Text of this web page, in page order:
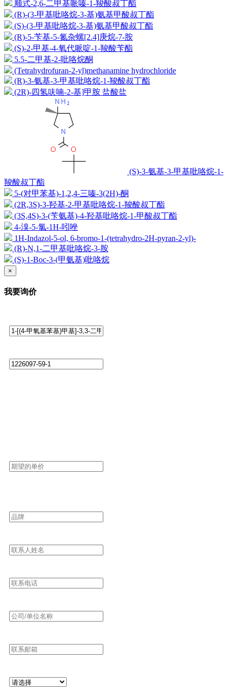
顺式-2,6-二甲基哌嗪-1-羧酸叔丁酯
(R)-(3-甲基吡咯烷-3-基)氨基甲酸叔丁酯
(S)-(3-甲基吡咯烷-3-基)氨基甲酸叔丁酯
(R)-5-苄基-5-氮杂螺[2.4]庚烷-7-胺
(S)-2-甲基-4-氧代哌啶-1-羧酸苄酯
5.5-二甲基-2-吡咯烷酮
(Tetrahydrofuran-2-yl)methanamine hydrochloride
(R)-3-氨基-3-甲基吡咯烷-1-羧酸叔丁酯
(2R)-四氢呋喃-2-基]甲胺 盐酸盐
(S)-3-氨基-3-甲基吡咯烷-1-
羧酸叔丁酯
5-(对甲苯基)-1,2,4-三嗪-3(2H)-酮
(2R,3S)-3-羟基-2-甲基吡咯烷-1-羧酸叔丁酯
(3S,4S)-3-(苄氨基)-4-羟基吡咯烷-1-甲酸叔丁酯
4-溴-5-氯-1H-吲唑
1H-Indazol-5-ol, 6-bromo-1-(tetrahydro-2H-pyran-2-yl)-
(R)-N,1-二甲基吡咯烷-3-胺
(S)-1-Boc-3-(甲氨基)吡咯烷
×
我要询价